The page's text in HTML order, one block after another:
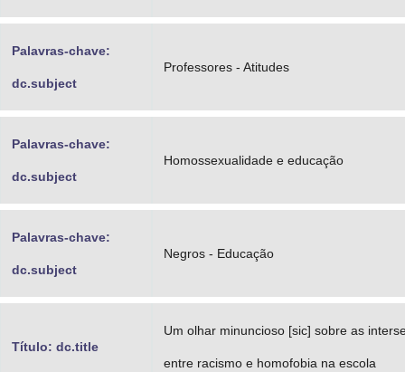
Palavras-chave:
dc.subject
Professores - Atitudes
Palavras-chave:
dc.subject
Homossexualidade e educação
Palavras-chave:
dc.subject
Negros - Educação
Título: dc.title
Um olhar minuncioso [sic] sobre as
entre racismo e homofobia na escola